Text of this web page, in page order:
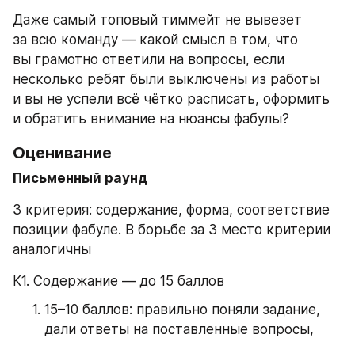
Даже самый топовый тиммейт не вывезет
за всю команду — какой смысл в том, что
вы грамотно ответили на вопросы, если
несколько ребят были выключены из работы
и вы не успели всё чётко расписать, оформить
и обратить внимание на нюансы фабулы?
Оценивание
Письменный раунд
3 критерия: содержание, форма, соответствие
позиции фабуле. В борьбе за 3 место критерии
аналогичны
К1. Содержание — до 15 баллов
15–10 баллов: правильно поняли задание,
дали ответы на поставленные вопросы,